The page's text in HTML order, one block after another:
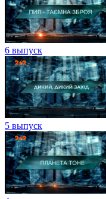
6 выпуск
5 выпуск